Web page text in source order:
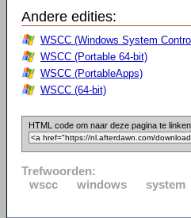
Andere edities:
WSCC (Windows System
WSCC (Portable 64-bit)
WSCC (PortableApps)
WSCC (64-bit)
HTML code om naar deze pagina te
Trefwoorden:
wscc
windows system